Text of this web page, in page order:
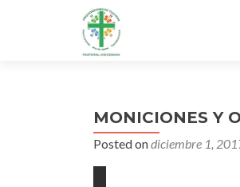
MONICIONES Y
Posted ondiciembre 1,